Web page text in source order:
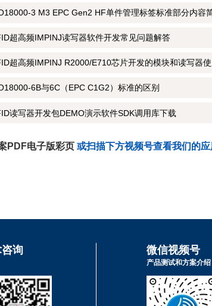
3 M3 EPC Gen2 HF单件管理标签标准部分内容
超高频IMPINJ读写器软件开发常见问题解答
超高频IMPINJ R2000/E710芯片开发的模块和读写器使
6B与6C（EPC C1G2）标准的区别
读写器开发包DEMO演示软件SDK调用库下载
PDF电子版彩页 或扫描下方视频号查看我们的
询 微信视频号
产品测试和方案介绍